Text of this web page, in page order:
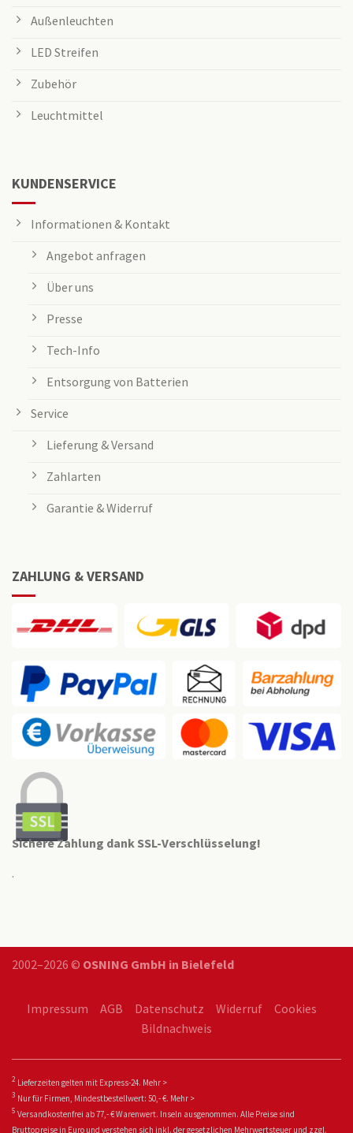
Außenleuchten
LED Streifen
Zubehör
Leuchtmittel
KUNDENSERVICE
Informationen & Kontakt
Angebot anfragen
Über uns
Presse
Tech-Info
Entsorgung von Batterien
Service
Lieferung & Versand
Zahlarten
Garantie & Widerruf
ZAHLUNG & VERSAND
Sichere Zahlung dank SSL-Verschlüsselung!
.
2002–2026 © OSNING GmbH in Bielefeld
Impressum AGB Datenschutz Widerruf
Cookies
Bildnachweis
2 Lieferzeiten gelten mit Express-24. Mehr >
3 Nur für Firmen, Mindestbestellwert: 50,- €. Mehr >
5 Versandkostenfrei ab 77,- € Warenwert. Inseln ausgenommen. Alle Preise sind
Bruttopreise in Euro und verstehen sich inkl. der gesetzlichen Mehrwertsteuer und zzgl.